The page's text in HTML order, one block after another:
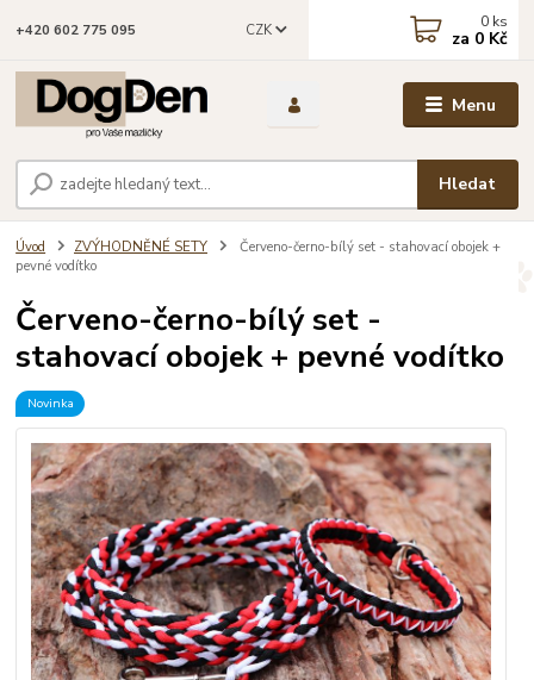
Menu
CZK
Hledat
+420 602 775 095 0 ks
za 0 Kč
Úvod ZVÝHODNĚNÉ SETY
Červeno-černo-bílý set - stahovací obojek +
pevné vodítko
Červeno-černo-bílý set -
stahovací obojek + pevné vodítko
Novinka